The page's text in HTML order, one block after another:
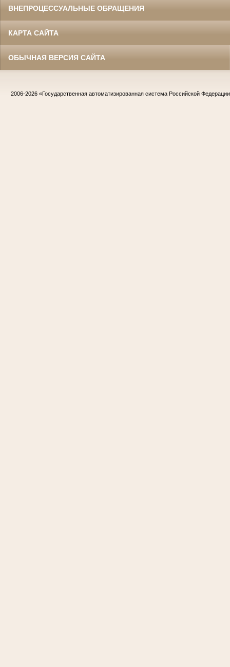
ВНЕПРОЦЕССУАЛЬНЫЕ ОБРАЩЕНИЯ
КАРТА САЙТА
ОБЫЧНАЯ ВЕРСИЯ САЙТА
2006-2026 «Государственная автоматизированная система Российской